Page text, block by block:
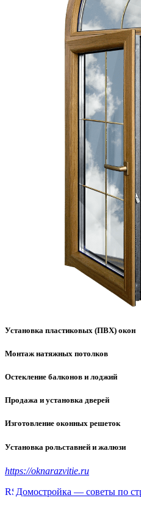
Установка пластиковых (ПВХ) окон
Монтаж натяжных потолков
Остекление балконов и лоджий
Продажа и установка дверей
Изготовление оконных решеток
Установка рольставней и жалюзи
https://oknarazvitie.ru
Домостройка — советы по